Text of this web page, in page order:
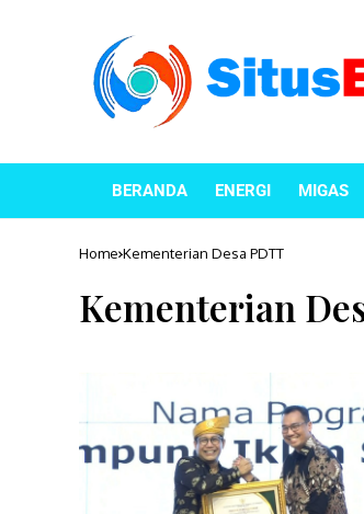
BERANDA ENERGI MIGAS
Home Kementerian Desa PDTT
Kementerian